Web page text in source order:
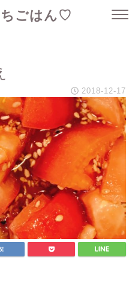
ごはん♡
2018-12-17